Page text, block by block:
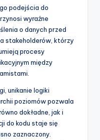
podejścia do
wyraźne
o danych przed
stakeholderów, którzy
procesy
między
unikanie logiki
poziomów pozwala
dokładne, jak i
do kodu staje się
zaznaczony.